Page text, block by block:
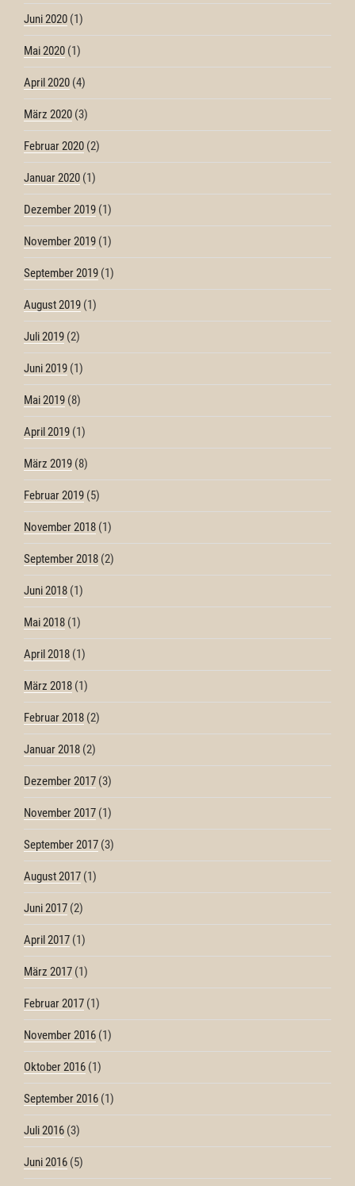
Juni 2020 (1)
Mai 2020 (1)
April 2020 (4)
März 2020 (3)
Februar 2020 (2)
Januar 2020 (1)
Dezember 2019 (1)
November 2019 (1)
September 2019 (1)
August 2019 (1)
Juli 2019 (2)
Juni 2019 (1)
Mai 2019 (8)
April 2019 (1)
März 2019 (8)
Februar 2019 (5)
November 2018 (1)
September 2018 (2)
Juni 2018 (1)
Mai 2018 (1)
April 2018 (1)
März 2018 (1)
Februar 2018 (2)
Januar 2018 (2)
Dezember 2017 (3)
November 2017 (1)
September 2017 (3)
August 2017 (1)
Juni 2017 (2)
April 2017 (1)
März 2017 (1)
Februar 2017 (1)
November 2016 (1)
Oktober 2016 (1)
September 2016 (1)
Juli 2016 (3)
Juni 2016 (5)